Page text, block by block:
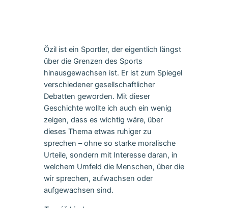
Özil ist ein Sportler, der eigentlich längst
über die Grenzen des Sports
hinausgewachsen ist. Er ist zum Spiegel
verschiedener gesellschaftlicher
Debatten geworden. Mit dieser
Geschichte wollte ich auch ein wenig
zeigen, dass es wichtig wäre, über
dieses Thema etwas ruhiger zu
sprechen – ohne so starke moralische
Urteile, sondern mit Interesse daran, in
welchem Umfeld die Menschen, über die
wir sprechen, aufwachsen oder
aufgewachsen sind.